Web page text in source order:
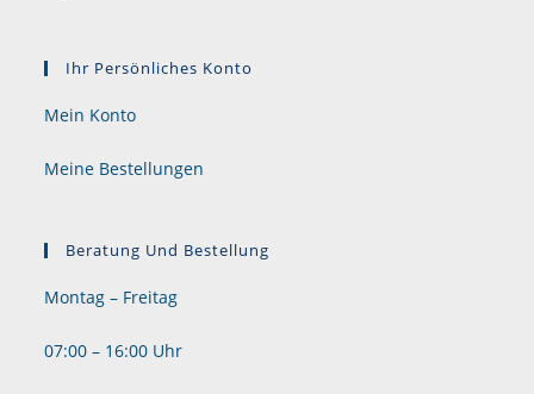
Ihr Persönliches Konto
Mein Konto
Meine Bestellungen
Beratung Und Bestellung
Montag – Freitag
07:00 – 16:00 Uhr